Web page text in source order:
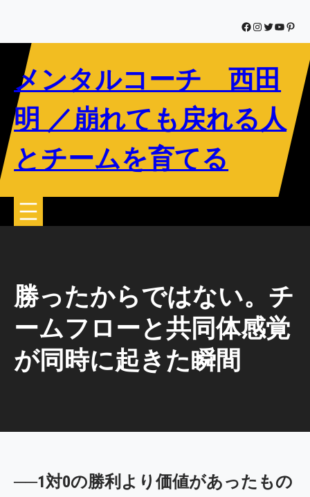
を
Facebook
Instagram
Twitter
YouTube
メンタルコーチ 西田
明 ／崩れても戻れる人
とチームを育てる
勝ったからではない。チ
ームフローと共同体感覚
が同時に起きた瞬間
──1対0の勝利より価値があったもの